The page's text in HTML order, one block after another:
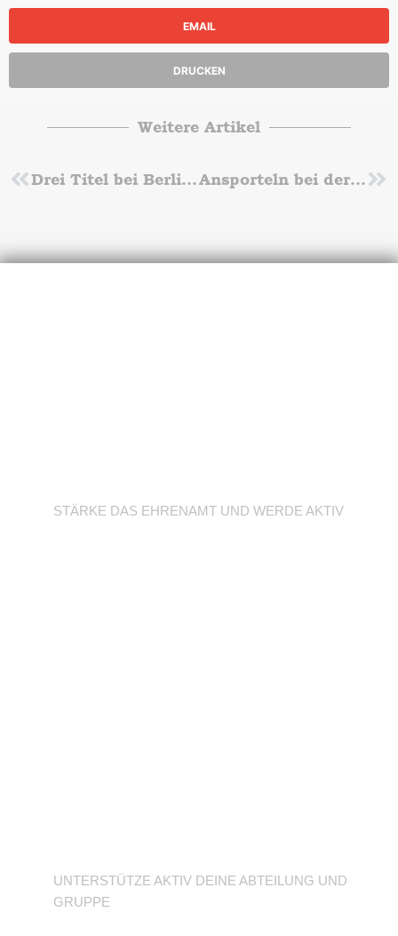
EMAIL
DRUCKEN
Weitere Artikel
Zurück Drei Titel bei Berlin-Brandenburgischen Langstreckenmeisterschaften im Olympiapark Ansporteln bei der LG Nord Berlin
STÄRKE DAS EHRENAMT UND WERDE AKTIV
UNTERSTÜTZE AKTIV DEINE ABTEILUNG UND
GRUPPE